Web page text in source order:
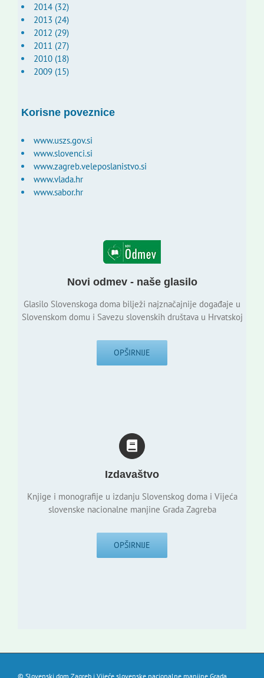
2014 (32)
2013 (24)
2012 (29)
2011 (27)
2010 (18)
2009 (15)
Korisne poveznice
www.uszs.gov.si
www.slovenci.si
www.zagreb.veleposlanistvo.si
www.vlada.hr
www.sabor.hr
Novi odmev - naše glasilo
Glasilo Slovenskoga doma bilježi najznačajnije događaje u
Slovenskom domu i Savezu slovenskih društava u Hrvatskoj
OPŠIRNIJE
Izdavaštvo
Knjige i monografije u izdanju Slovenskog doma i Vijeća
slovenske nacionalne manjine Grada Zagreba
OPŠIRNIJE
© Slovenski dom Zagreb i Vijeće slovenske nacionalne manjine Grada